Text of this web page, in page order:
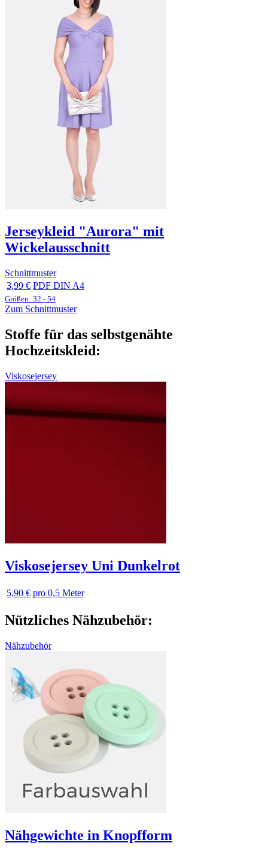
Jerseykleid "Aurora" mit
Wickelausschnitt
Schnittmuster
3,99 € PDF DIN A4
Größen: 32 - 54
Zum Schnittmuster
Stoffe für das selbstgenähte
Hochzeitskleid:
Viskosejersey
Viskosejersey Uni Dunkelrot
5,90 € pro 0,5 Meter
Nützliches Nähzubehör:
Nähzubehör
Nähgewichte in Knopfform